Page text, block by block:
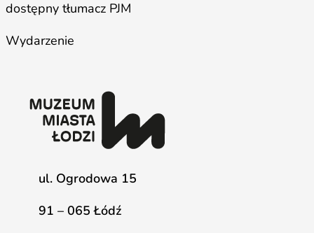
dostępny tłumacz PJM
Wydarzenie
ul. Ogrodowa 15
91 – 065 Łódź